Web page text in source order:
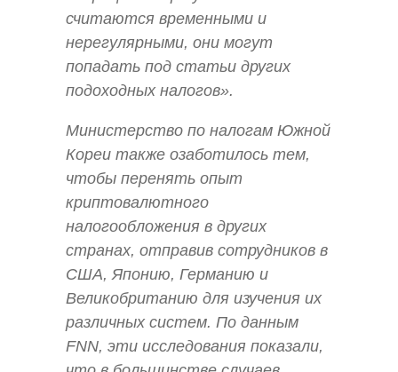
считаются временными и
нерегулярными, они могут
попадать под статьи других
подоходных налогов».
Министерство по налогам Южной
Кореи также озаботилось тем,
чтобы перенять опыт
криптовалютного
налогообложения в других
странах, отправив сотрудников в
США, Японию, Германию и
Великобританию для изучения их
различных систем. По данным
FNN, эти исследования показали,